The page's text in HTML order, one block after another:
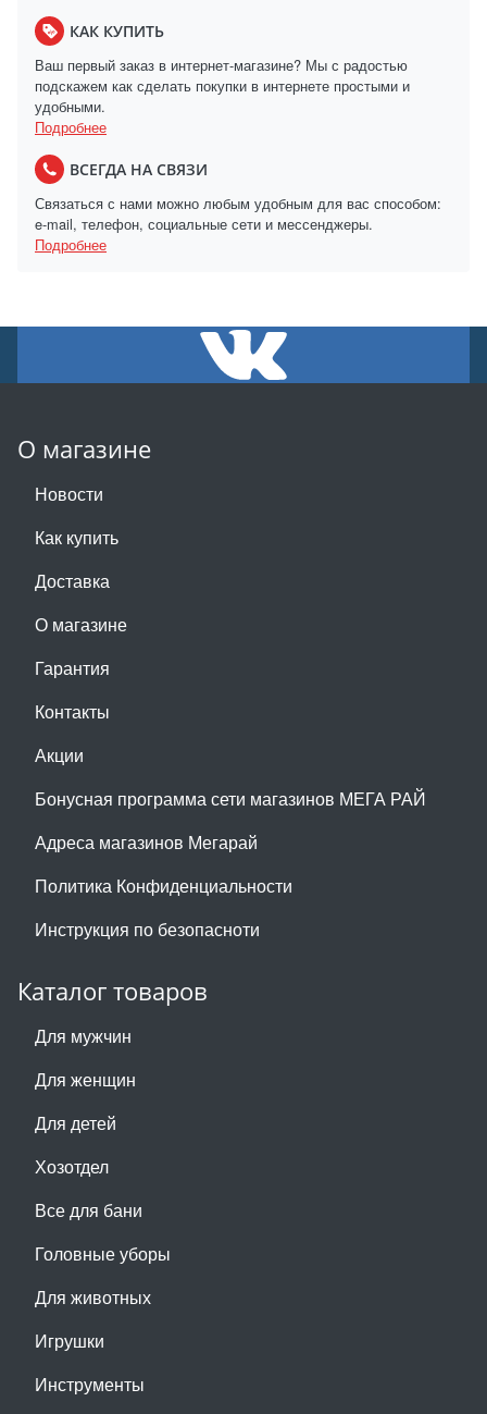
КАК КУПИТЬ
Ваш первый заказ в интернет-магазине? Мы с радостью
подскажем как сделать покупки в интернете простыми и
удобными.
Подробнее
ВСЕГДА НА СВЯЗИ
Связаться с нами можно любым удобным для вас способом:
e-mail, телефон, социальные сети и мессенджеры.
Подробнее
О магазине
Новости
Как купить
Доставка
О магазине
Гарантия
Контакты
Акции
Бонусная программа сети магазинов МЕГА РАЙ
Адреса магазинов Мегарай
Политика Конфиденциальности
Инструкция по безопасноти
Каталог товаров
Для мужчин
Для женщин
Для детей
Хозотдел
Все для бани
Головные уборы
Для животных
Игрушки
Инструменты